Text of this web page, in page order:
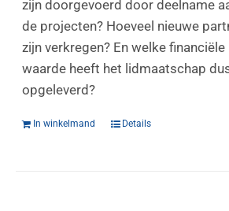
zijn doorgevoerd door deelname
de projecten? Hoeveel nieuwe
zijn verkregen? En welke financiële
waarde heeft het lidmaatschap
opgeleverd?
In winkelmand Details